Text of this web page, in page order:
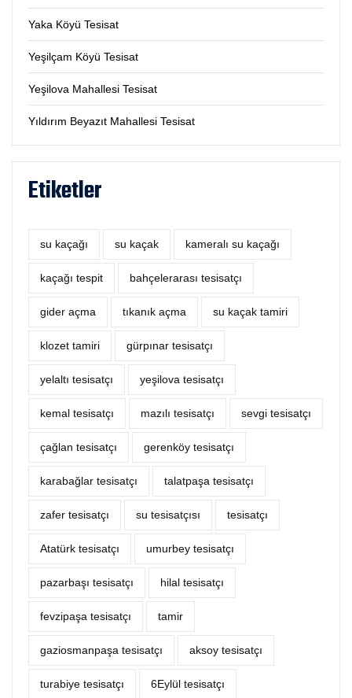
Yaka Köyü Tesisat
Yeşilçam Köyü Tesisat
Yeşilova Mahallesi Tesisat
Yıldırım Beyazıt Mahallesi Tesisat
Etiketler
su kaçağı su kaçak kameralı su kaçağı
kaçağı tespit bahçelerarası tesisatçı
‎gider açma tıkanık açma su kaçak tamiri
klozet tamiri gürpınar tesisatçı
yelaltı tesisatçı yeşilova tesisatçı
kemal tesisatçı mazılı tesisatçı sevgi tesisatçı
çağlan tesisatçı gerenköy tesisatçı
karabağlar tesisatçı talatpaşa tesisatçı
zafer tesisatçı su tesisatçısı tesisatçı
Atatürk tesisatçı umurbey tesisatçı
pazarbaşı tesisatçı hilal tesisatçı
fevzipaşa tesisatçı tamir
gaziosmanpaşa tesisatçı aksoy tesisatçı
turabiye tesisatçı 6Eylül tesisatçı